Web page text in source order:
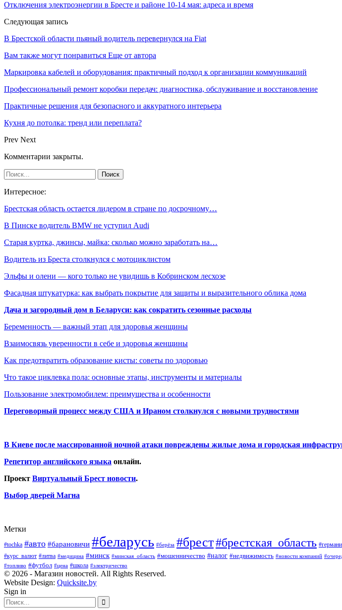
Отключения электроэнергии в Бресте и районе 10-14 мая: адреса и время
Следующая запись
В Брестской области пьяный водитель перевернулся на Fiat
Вам также могут понравиться Еще от автора
Маркировка кабелей и оборудования: практичный подход к организации коммуникаций
Профессиональный ремонт коробки передач: диагностика, обслуживание и восстановление
Практичные решения для безопасного и аккуратного интерьера
Кухня до потолка: тренд или переплата?
Prev Next
Комментарии закрыты.
Интересное:
Брестская область остается лидером в стране по досрочному…
В Пинске водитель BMW не уступил Audi
Старая куртка, джинсы, майка: сколько можно заработать на…
Водитель из Бреста столкнулся с мотоциклистом
Эльфы и олени — кого только не увидишь в Кобринском лесхозе
Фасадная штукатурка: как выбрать покрытие для защиты и выразительного облика дома
Дача и загородный дом в Беларуси: как сократить сезонные расходы
Беременность — важный этап для здоровья женщины
Взаимосвязь уверенности в себе и здоровья женщины
Как предотвратить образование кисты: советы по здоровью
Что такое циклевка пола: основные этапы, инструменты и материалы
Пользование электромобилем: преимущества и особенности
Переговорный процесс между США и Ираном столкнулся с новыми трудностями
В Киеве после массированной ночной атаки повреждены жилые дома и городская
Репетитор английского языка онлайн.
Проект Виртуальный Брест новости.
Выбор дверей Магна
Метки
#tochka #авто #барановичи #беларусь #берёза #брест#брестская_область
#курс_валют #литва #медицина #минск #минская_область #мошенничество #налог #недвижимость #новости компаний
#топливо #футбол #цена #школа #электричество
© 2026 - Магазин новостей. All Rights Reserved.
Website Design: Quicksite.by
Sign in